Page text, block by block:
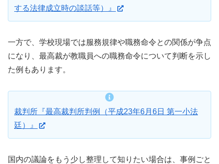
する法律成立時の談話等）』
一方で、学校現場では服務規律や職務命令との関係が争点
になり、最高裁が教職員への職務命令について判断を示し
た例もあります。
裁判所『最高裁判所判例（平成23年6月6日 第一小法
廷）』
国内の議論をもう少し整理して知りたい場合は、事例ごと